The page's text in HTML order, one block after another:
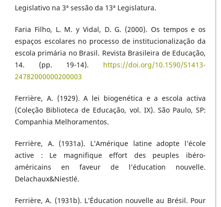
Legislativo na 3ª sessão da 13ª Legislatura.
Faria Filho, L. M. y Vidal, D. G. (2000). Os tempos e os
espaços escolares no processo de institucionalização da
escola primária no Brasil. Revista Brasileira de Educação,
14. (pp. 19-14). https://doi.org/10.1590/S1413-
24782000000200003
Ferrière, A. (1929). A lei biogenética e a escola activa
(Coleção Biblioteca de Educação, vol. IX). São Paulo, SP:
Companhia Melhoramentos.
Ferrière, A. (1931a). L’Amérique latine adopte l’école
active : Le magnifique effort des peuples ibéro-
américains en faveur de l’éducation nouvelle.
Delachaux&Niestlé.
Ferrière, A. (1931b). L’Éducation nouvelle au Brésil. Pour